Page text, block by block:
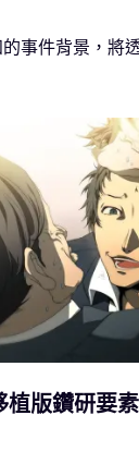
事件背景，將
植版鑽研要